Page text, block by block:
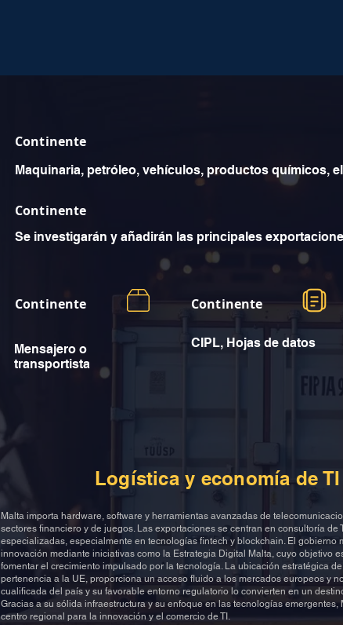
Continente
Maquinaria, petróleo, vehículos, productos químicos,
Continente
Se investigarán y añadirán las principales
Continente
Mensajero o
transportista
Continente
CIPL, Hojas de datos
Logística y economía de
Malta importa hardware, software y herramientas avanzadas de
sectores financiero y de juegos. Las exportaciones se centran en consultoría de
especializadas, especialmente en tecnologías fintech y blockchain. El gobierno
innovación mediante iniciativas como la Estrategia Digital Malta, cuyo objetivo
fomentar el crecimiento impulsado por la tecnología. La ubicación estratégica
pertenencia a la UE, proporciona un acceso fluido a los mercados europeos y
cualificada del país y su favorable entorno regulatorio lo convierten en un
Gracias a su sólida infraestructura y su enfoque en las tecnologías
centro regional para la innovación y el comercio de TI.